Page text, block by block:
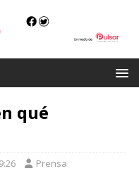
qué
Prensa